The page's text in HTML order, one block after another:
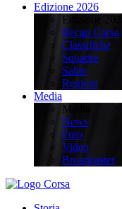
Edizione 2026
Edizione 2026
Recap Corsa
Classifiche
Squadre
Salite
Regioni
Media
Media
News
Foto
Video
Broadcaster